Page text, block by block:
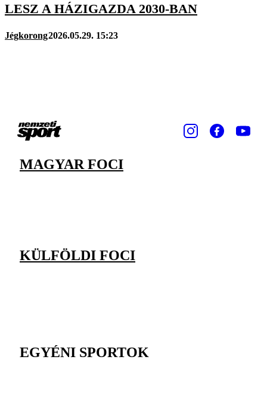
LESZ A HÁZIGAZDA 2030-BAN
Jégkorong2026.05.29. 15:23
MAGYAR FOCI
KÜLFÖLDI FOCI
EGYÉNI SPORTOK